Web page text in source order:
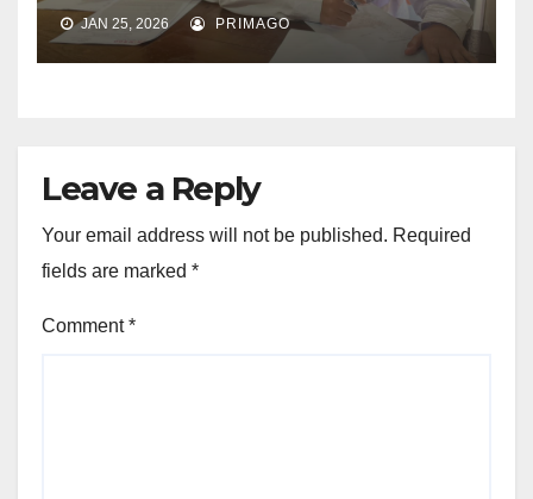
JAN 25, 2026 PRIMAGO
Leave a Reply
Your email address will not be published. Required
fields are marked *
Comment*